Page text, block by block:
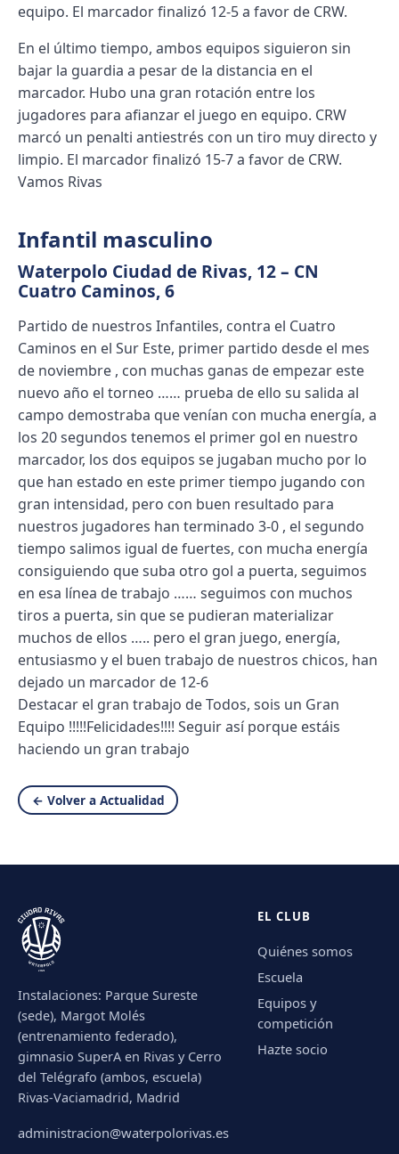
equipo. El marcador finalizó 12-5 a favor de CRW.
En el último tiempo, ambos equipos siguieron sin
bajar la guardia a pesar de la distancia en el
marcador. Hubo una gran rotación entre los
jugadores para afianzar el juego en equipo. CRW
marcó un penalti antiestrés con un tiro muy directo y
limpio. El marcador finalizó 15-7 a favor de CRW.
Vamos Rivas
Infantil masculino
Waterpolo Ciudad de Rivas, 12 – CN
Cuatro Caminos, 6
Partido de nuestros Infantiles, contra el Cuatro
Caminos en el Sur Este, primer partido desde el mes
de noviembre , con muchas ganas de empezar este
nuevo año el torneo …… prueba de ello su salida al
campo demostraba que venían con mucha energía, a
los 20 segundos tenemos el primer gol en nuestro
marcador, los dos equipos se jugaban mucho por lo
que han estado en este primer tiempo jugando con
gran intensidad, pero con buen resultado para
nuestros jugadores han terminado 3-0 , el segundo
tiempo salimos igual de fuertes, con mucha energía
consiguiendo que suba otro gol a puerta, seguimos
en esa línea de trabajo …… seguimos con muchos
tiros a puerta, sin que se pudieran materializar
muchos de ellos ….. pero el gran juego, energía,
entusiasmo y el buen trabajo de nuestros chicos, han
dejado un marcador de 12-6
Destacar el gran trabajo de Todos, sois un Gran
Equipo !!!!!Felicidades!!!! Seguir así porque estáis
haciendo un gran trabajo
← Volver a Actualidad
Instalaciones: Parque Sureste
(sede), Margot Molés
(entrenamiento federado),
gimnasio SuperA en Rivas y Cerro
del Telégrafo (ambos, escuela)
Rivas-Vaciamadrid, Madrid
administracion@waterpolorivas.es
EL CLUB
Quiénes somos
Escuela
Equipos y
competición
Hazte socio